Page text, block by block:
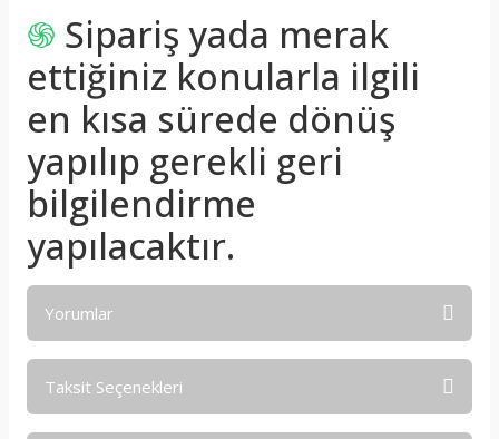
֍ Sipariş yada merak
ettiğiniz konularla ilgili
en kısa sürede dönüş
yapılıp gerekli geri
bilgilendirme
yapılacaktır.
Yorumlar
Taksit Seçenekleri